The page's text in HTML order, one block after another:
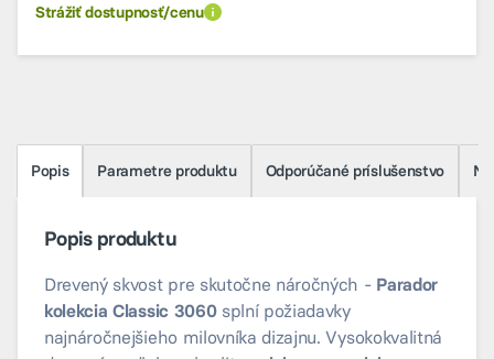
Strážiť dostupnosť/cenu
Popis Parametre produktu Odporúčané príslušenstvo
Popis produktu
Drevený skvost pre skutočne náročných - Parador
kolekcia Classic 3060 splní požiadavky
najnáročnejšieho milovníka dizajnu. Vysokokvalitná